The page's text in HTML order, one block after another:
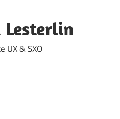
Lesterlin
UX & SXO